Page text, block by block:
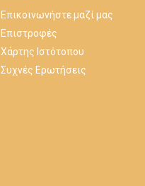
Επικοινωνήστε μαζί μας
Επιστροφές
Χάρτης Ιστότοπου
Συχνές Ερωτήσεις